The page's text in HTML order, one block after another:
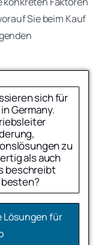
Sie beim Kauf
sich für
Germany.
zu
als auch
beschreibt
Lösungen für
eine Lösung
Monaten
mit